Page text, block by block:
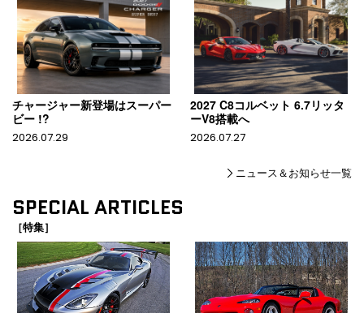
チャージャー新登場はスーパー
ビー !?
2026.07.29
2027 C8コルベット 6.7リッタ
ーV8搭載へ
2026.07.27
ニュース＆お知らせ一覧
SPECIAL ARTICLES
［特集］